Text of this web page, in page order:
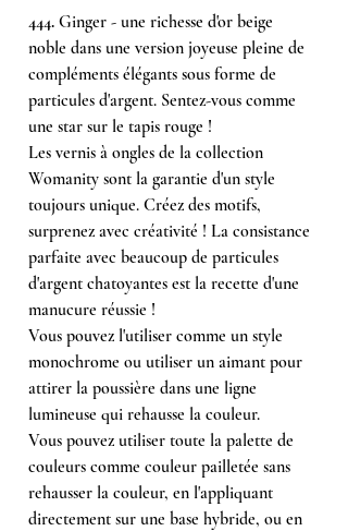
444. Ginger - une richesse d'or beige
noble dans une version joyeuse pleine de
compléments élégants sous forme de
particules d'argent. Sentez-vous comme
une star sur le tapis rouge !
Les vernis à ongles de la collection
Womanity sont la garantie d'un style
toujours unique. Créez des motifs,
surprenez avec créativité ! La consistance
parfaite avec beaucoup de particules
d'argent chatoyantes est la recette d'une
manucure réussie !
Vous pouvez l'utiliser comme un style
monochrome ou utiliser un aimant pour
attirer la poussière dans une ligne
lumineuse qui rehausse la couleur.
Vous pouvez utiliser toute la palette de
couleurs comme couleur pailletée sans
rehausser la couleur, en l'appliquant
directement sur une base hybride, ou en